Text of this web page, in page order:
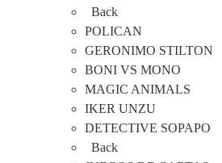
Back
POLICAN
GERONIMO STILTON
BONI VS MONO
MAGIC ANIMALS
IKER UNZU
DETECTIVE SOPAPO
Back